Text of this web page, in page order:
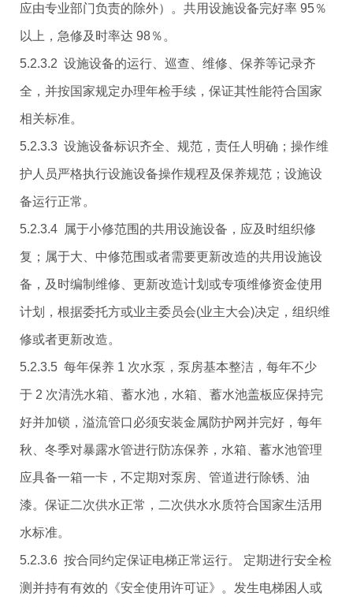
应由专业部门负责的除外）。共用设施设备完好率 95％
以上，急修及时率达 98％。
5.2.3.2 设施设备的运行、巡查、维修、保养等记录齐
全，并按国家规定办理年检手续，保证其性能符合国家
相关标准。
5.2.3.3 设施设备标识齐全、规范，责任人明确；操作维
护人员严格执行设施设备操作规程及保养规范；设施设
备运行正常。
5.2.3.4 属于小修范围的共用设施设备，应及时组织修
复；属于大、中修范围或者需要更新改造的共用设施设
备，及时编制维修、更新改造计划或专项维修资金使用
计划，根据委托方或业主委员会(业主大会)决定，组织维
修或者更新改造。
5.2.3.5 每年保养 1 次水泵，泵房基本整洁，每年不少
于 2 次清洗水箱、蓄水池，水箱、蓄水池盖板应保持完
好并加锁，溢流管口必须安装金属防护网并完好，每年
秋、冬季对暴露水管进行防冻保养，水箱、蓄水池管理
应具备一箱一卡，不定期对泵房、管道进行除锈、油
漆。保证二次供水正常，二次供水水质符合国家生活用
水标准。
5.2.3.6 按合同约定保证电梯正常运行。 定期进行安全检
测并持有有效的《安全使用许可证》。发生电梯困人或